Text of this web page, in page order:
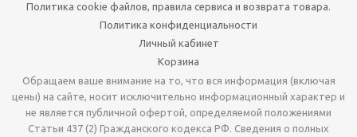
Политика cookie файлов, правила сервиса и возврата товара.
Политика конфиденциальности
Личный кабинет
Корзина
Обращаем ваше внимание на то, что вся информация (включая
цены) на сайте, носит исключительно информационный характер и
не является публичной офертой, определяемой положениями
Статьи 437 (2) Гражданского кодекса РФ. Сведения о полных